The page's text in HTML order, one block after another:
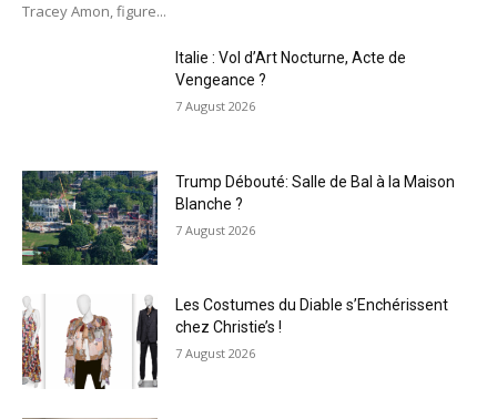
Tracey Amon, figure...
Italie : Vol d’Art Nocturne, Acte de
Vengeance ?
7 August 2026
Trump Débouté: Salle de Bal à la Maison
Blanche ?
7 August 2026
Les Costumes du Diable s’Enchérissent
chez Christie’s !
7 August 2026